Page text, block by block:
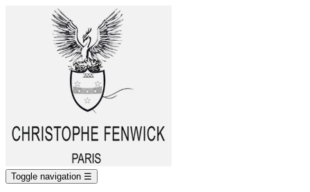
Toggle navigation ☰